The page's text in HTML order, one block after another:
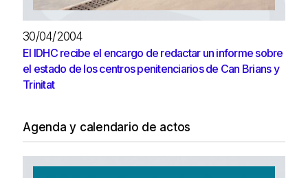
30/04/2004
El IDHC recibe el encargo de redactar un informe sobre
el estado de los centros penitenciarios de Can Brians y
Trinitat
Agenda y calendario de actos